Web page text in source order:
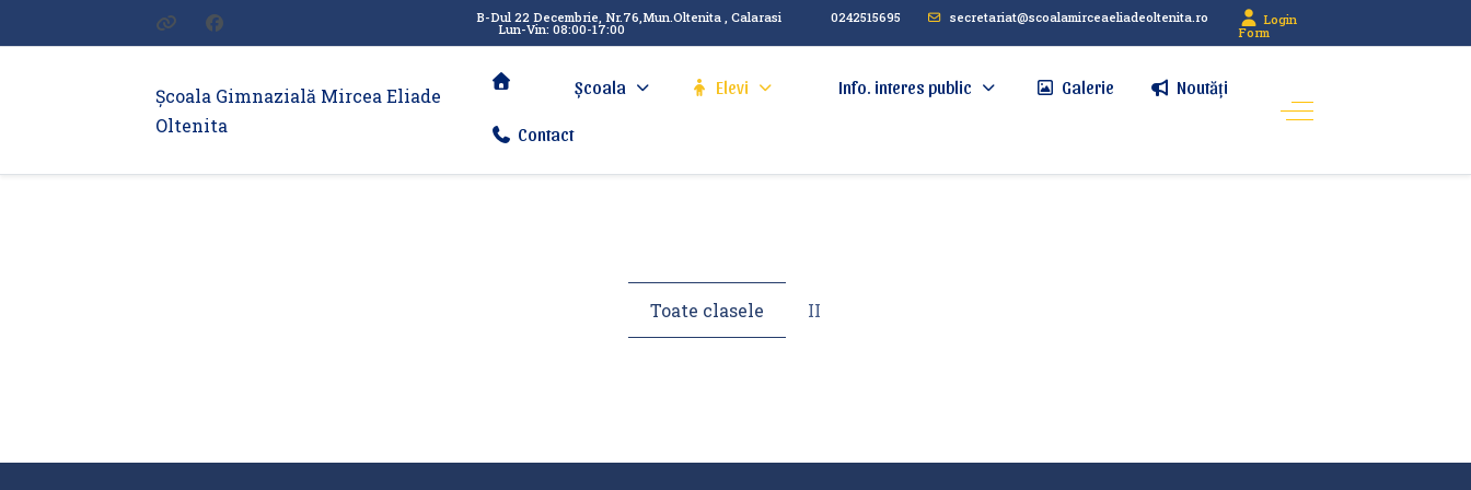
B-Dul 22 Decembrie, Nr.76,Mun.Oltenita , Calarasi 0242515695 secretariat@scoalamirceaeliadeoltenita.ro
Lun-Vin: 08:00-17:00
Login
Form
Școala Gimnazială Mircea Eliade
Oltenita
Școala Elevi Info. interes public Galerie Noutăți
Contact
Toate clasele II